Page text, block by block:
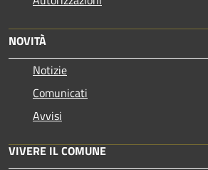
NOVITÀ
Notizie
Comunicati
Avvisi
VIVERE IL COMUNE